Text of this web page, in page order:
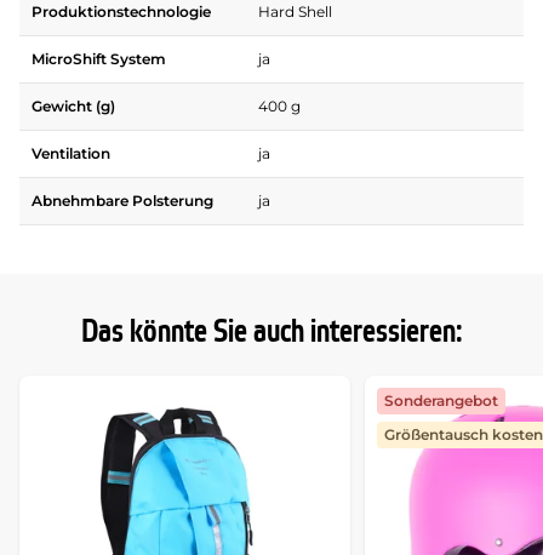
Das könnte Sie auch interessieren:
Sonderangebot
Größentausch
Produktionstechnologie Hard Shell
MicroShift System ja
Gewicht (g) 400 g
Ventilation ja
Abnehmbare Polsterung ja